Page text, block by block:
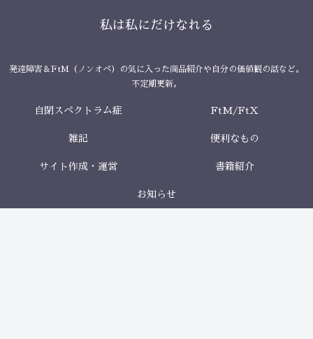
私は私にだけなれる
発達障害＆FtM（ノンオペ）の気に入った商品紹介や自分の価値観の話など。
不定期更新。
自閉スペクトラム症 FtM/FtX
雑記 便利なもの
サイト作成・運営 書籍紹介
お知らせ